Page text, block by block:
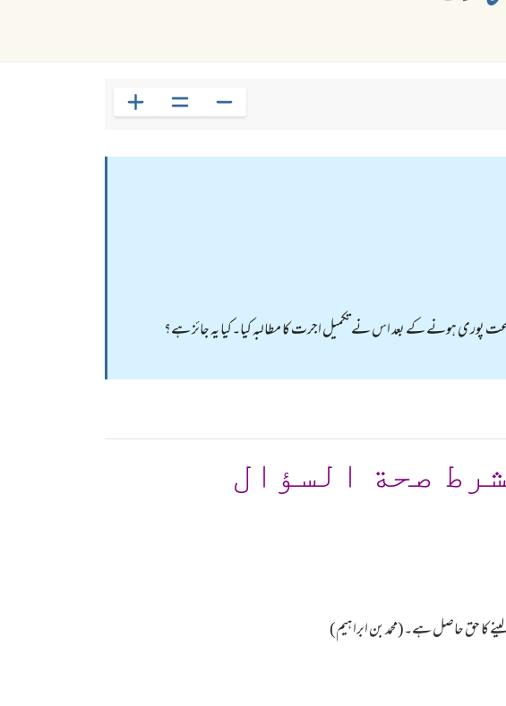
ہونے کے بعد اس نے تکمیل اجرت کا مطالبہ کیا۔کیا یہ جائز ہے؟
صحة السؤال
کا حق حاصل ہے۔(محمد بن ابراہیم)